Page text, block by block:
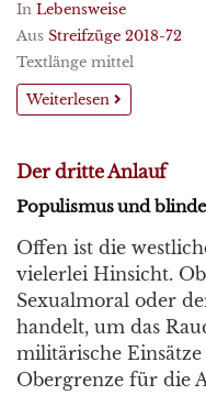
In Lebensweise
Aus Streifzüge 2018-72
Textlänge mittel
Weiterlesen
Der dritte Anlauf
Populismus und
Offen ist die
vielerlei Hinsicht.
Sexualmoral oder
handelt, um das
militärische
Obergrenze für die